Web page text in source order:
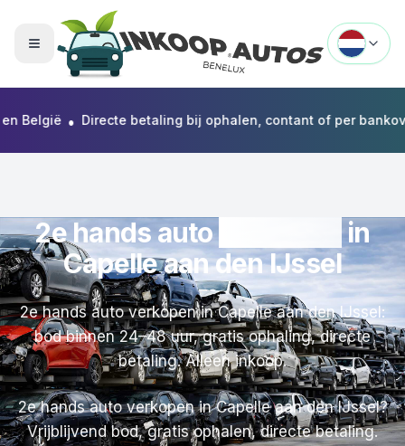
Menu openen
• Directe betaling bij ophalen, contant of per
2e hands autoverkopen in
Capelle aan den IJssel
2e hands auto verkopen in Capelle aan den IJssel:
bod binnen 24–48 uur, gratis ophaling, directe
betaling. Alleen inkoop.
2e hands auto verkopen in Capelle aan den IJssel?
Vrijblijvend bod, gratis ophalen, directe betaling.